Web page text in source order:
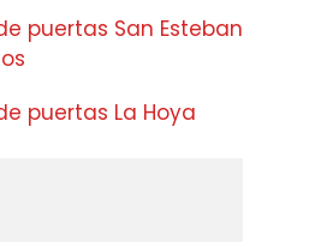
puertas San Esteban
puertas La Hoya